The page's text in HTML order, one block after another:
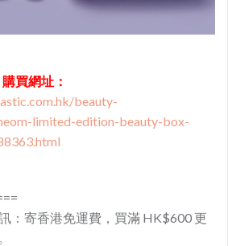
買網址：
beauty-
limited-edition-beauty-box-
：寄香港免運費，買滿 HK$600 更